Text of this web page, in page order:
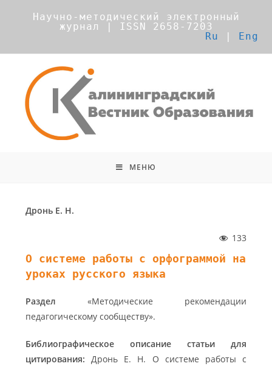
Научно-методический электронный
журнал | ISSN 2658-7203
Ru | Eng
МЕНЮ
Дронь Е. Н.
133
О системе работы с орфограммой на
уроках русского языка
Раздел «Методические рекомендации
педагогическому сообществу».
Библиографическое описание статьи для
цитирования:Дронь Е. Н. О системе работы с